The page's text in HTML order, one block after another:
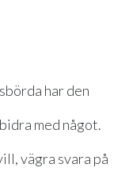
har den
med något.
vägra svara på